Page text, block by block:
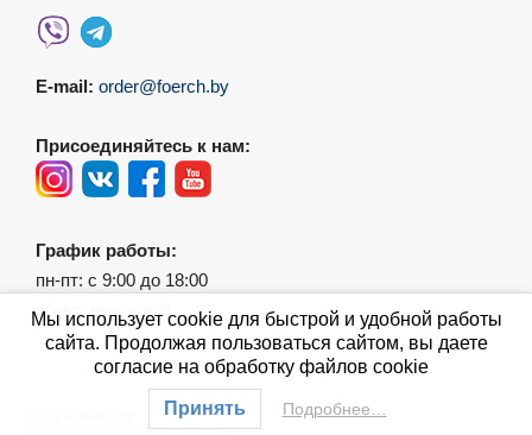
E-mail: order@foerch.by
Присоединяйтесь к нам:
График работы:
пн-пт: с 9:00 до 18:00
сб-вс: выходной
Мы использует cookie для быстрой и удобной работы
сайта. Продолжая пользоваться сайтом, вы даете
согласие на обработку файлов cookie
Принять Подробнее…